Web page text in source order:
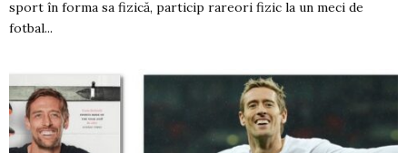
sport în forma sa fizică, particip rareori fizic la un meci de
fotbal...